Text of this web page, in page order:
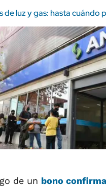
de luz y gas: hasta cuándo
de un bono